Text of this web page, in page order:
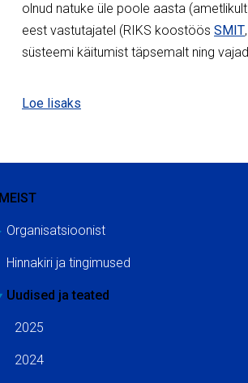
olnud natuke üle poole aasta
eest vastutajatel (RIKS koostöös SMIT
süsteemi käitumist täpsemalt ning
Loe lisaks
MEIST
Organisatsioonist
Hinnakiri ja tingimused
Uudised ja teated
2025
2024